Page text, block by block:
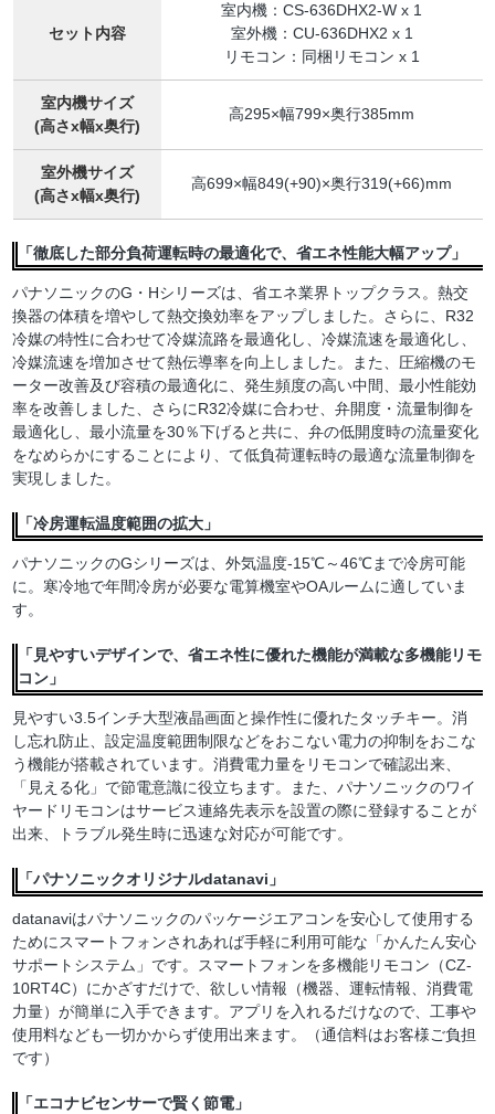
セット内容
室内機：CS-636DHX2-W x 1
室外機：CU-636DHX2 x 1
リモコン：同梱リモコン x 1
室内機サイズ
(高さx幅x奥行)
高295×幅799×奥行385mm
室外機サイズ
(高さx幅x奥行)
高699×幅849(+90)×奥行319(+66)mm
「徹底した部分負荷運転時の最適化で、省エネ性能大幅アップ」
パナソニックのG・Hシリーズは、省エネ業界トップクラス。熱交
換器の体積を増やして熱交換効率をアップしました。さらに、R32
冷媒の特性に合わせて冷媒流路を最適化し、冷媒流速を最適化し、
冷媒流速を増加させて熱伝導率を向上しました。また、圧縮機のモ
ーター改善及び容積の最適化に、発生頻度の高い中間、最小性能効
率を改善しました、さらにR32冷媒に合わせ、弁開度・流量制御を
最適化し、最小流量を30％下げると共に、弁の低開度時の流量変化
をなめらかにすることにより、て低負荷運転時の最適な流量制御を
実現しました。
「冷房運転温度範囲の拡大」
パナソニックのGシリーズは、外気温度-15℃～46℃まで冷房可能
に。寒冷地で年間冷房が必要な電算機室やOAルームに適していま
す。
「見やすいデザインで、省エネ性に優れた機能が満載な多機能リモ
コン」
見やすい3.5インチ大型液晶画面と操作性に優れたタッチキー。消
し忘れ防止、設定温度範囲制限などをおこない電力の抑制をおこな
う機能が搭載されています。消費電力量をリモコンで確認出来、
「見える化」で節電意識に役立ちます。また、パナソニックのワイ
ヤードリモコンはサービス連絡先表示を設置の際に登録することが
出来、トラブル発生時に迅速な対応が可能です。
「パナソニックオリジナルdatanavi」
datanaviはパナソニックのパッケージエアコンを安心して使用する
ためにスマートフォンされあれば手軽に利用可能な「かんたん安心
サポートシステム」です。スマートフォンを多機能リモコン（CZ-
10RT4C）にかざすだけで、欲しい情報（機器、運転情報、消費電
力量）が簡単に入手できます。アプリを入れるだけなので、工事や
使用料なども一切かからず使用出来ます。（通信料はお客様ご負担
です）
「エコナビセンサーで賢く節電」